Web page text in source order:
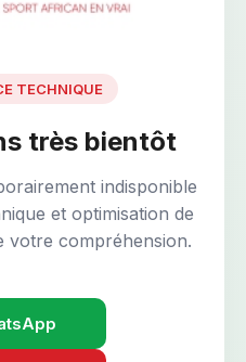
TECHNIQUE
très bientôt
indisponible
et optimisation de
votre compréhension.